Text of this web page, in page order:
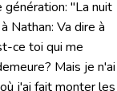
génération: "La nuit
Nathan: Va dire à
ce toi qui me
Mais je n'ai
j'ai fait monter les